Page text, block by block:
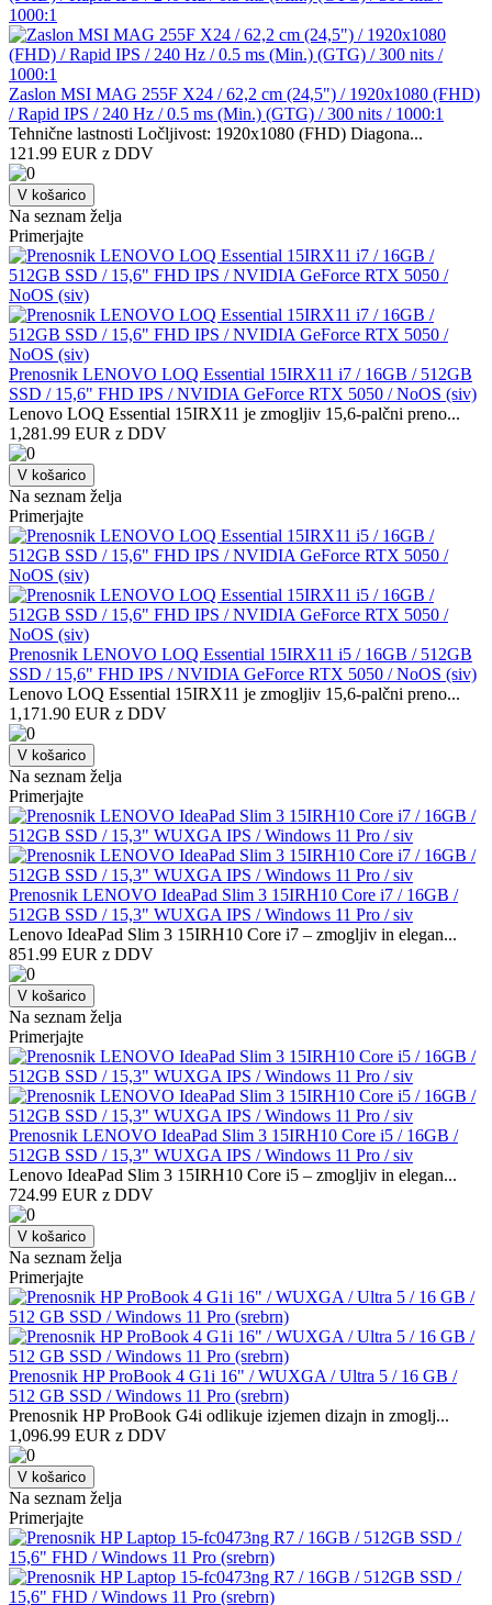
Zaslon MSI MAG 255F X24 / 62,2 cm (24,5") / 1920x1080 (FHD)
/ Rapid IPS / 240 Hz / 0.5 ms (Min.) (GTG) / 300 nits / 1000:1
Tehnične lastnosti Ločljivost: 1920x1080 (FHD) Diagona...
121.99 EUR z DDV
V košarico
Na seznam želja
Primerjajte
Prenosnik LENOVO LOQ Essential 15IRX11 i7 / 16GB / 512GB
SSD / 15,6" FHD IPS / NVIDIA GeForce RTX 5050 / NoOS (siv)
Lenovo LOQ Essential 15IRX11 je zmogljiv 15,6-palčni preno...
1,281.99 EUR z DDV
V košarico
Na seznam želja
Primerjajte
Prenosnik LENOVO LOQ Essential 15IRX11 i5 / 16GB / 512GB
SSD / 15,6" FHD IPS / NVIDIA GeForce RTX 5050 / NoOS (siv)
Lenovo LOQ Essential 15IRX11 je zmogljiv 15,6-palčni preno...
1,171.90 EUR z DDV
V košarico
Na seznam želja
Primerjajte
Prenosnik LENOVO IdeaPad Slim 3 15IRH10 Core i7 / 16GB /
512GB SSD / 15,3" WUXGA IPS / Windows 11 Pro / siv
Lenovo IdeaPad Slim 3 15IRH10 Core i7 – zmogljiv in elegan...
851.99 EUR z DDV
V košarico
Na seznam želja
Primerjajte
Prenosnik LENOVO IdeaPad Slim 3 15IRH10 Core i5 / 16GB /
512GB SSD / 15,3" WUXGA IPS / Windows 11 Pro / siv
Lenovo IdeaPad Slim 3 15IRH10 Core i5 – zmogljiv in elegan...
724.99 EUR z DDV
V košarico
Na seznam želja
Primerjajte
Prenosnik HP ProBook 4 G1i 16" / WUXGA / Ultra 5 / 16 GB /
512 GB SSD / Windows 11 Pro (srebrn)
Prenosnik HP ProBook G4i odlikuje izjemen dizajn in zmoglj...
1,096.99 EUR z DDV
V košarico
Na seznam želja
Primerjajte